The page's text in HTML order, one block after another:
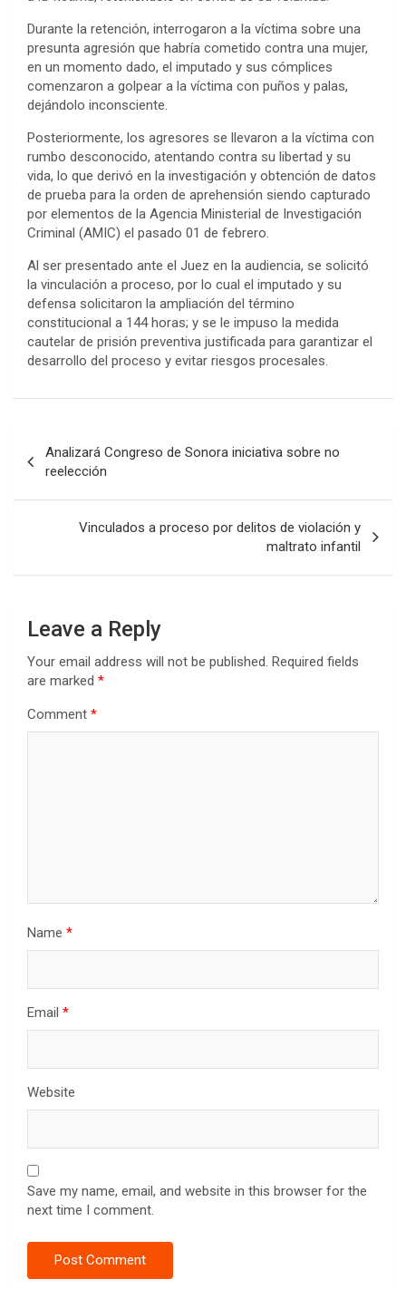
Durante la retención, interrogaron a la víctima sobre una
presunta agresión que habría cometido contra una mujer,
en un momento dado, el imputado y sus cómplices
comenzaron a golpear a la víctima con puños y palas,
dejándolo inconsciente.
Posteriormente, los agresores se llevaron a la víctima con
rumbo desconocido, atentando contra su libertad y su
vida, lo que derivó en la investigación y obtención de datos
de prueba para la orden de aprehensión siendo capturado
por elementos de la Agencia Ministerial de Investigación
Criminal (AMIC) el pasado 01 de febrero.
Al ser presentado ante el Juez en la audiencia, se solicitó
la vinculación a proceso, por lo cual el imputado y su
defensa solicitaron la ampliación del término
constitucional a 144 horas; y se le impuso la medida
cautelar de prisión preventiva justificada para garantizar el
desarrollo del proceso y evitar riesgos procesales.
navigation
Analizará Congreso de Sonora iniciativa sobre no
reelección
Vinculados a proceso por delitos de violación y
maltrato infantil
Leave a Reply
Your email address will not be published. Required fields
are marked *
Comment *
Name *
Email *
Website
Save my name, email, and website in this browser for the
next time I comment.